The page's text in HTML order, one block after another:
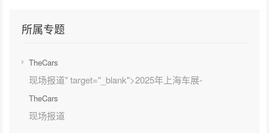
所属专题
TheCars
现场报道" target="_blank">2025年上海车展-
TheCars
现场报道